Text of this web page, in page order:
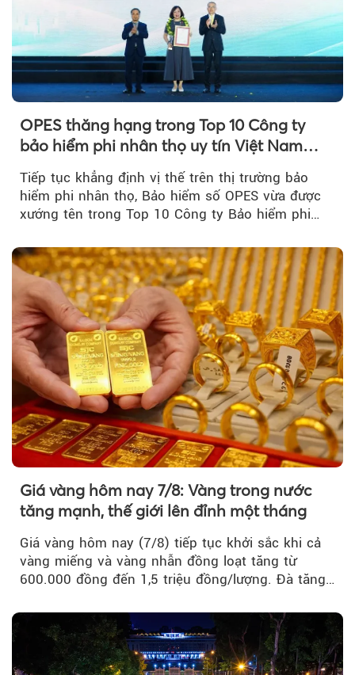
OPES thăng hạng trong Top 10 Công ty
bảo hiểm phi nhân thọ uy tín Việt Nam
Tiếp tục khẳng định vị thế trên thị trường bảo
hiểm phi nhân thọ, Bảo hiểm số OPES vừa được
xướng tên trong Top 10 Công ty Bảo hiểm phi
Giá vàng hôm nay 7/8: Vàng trong nước
tăng mạnh, thế giới lên đỉnh một tháng
Giá vàng hôm nay (7/8) tiếp tục khởi sắc khi cả
vàng miếng và vàng nhẫn đồng loạt tăng từ
600.000 đồng đến 1,5 triệu đồng/lượng. Đà tăng
vàng thế giới bứt phá lên mức cao nhất trong
một tháng.